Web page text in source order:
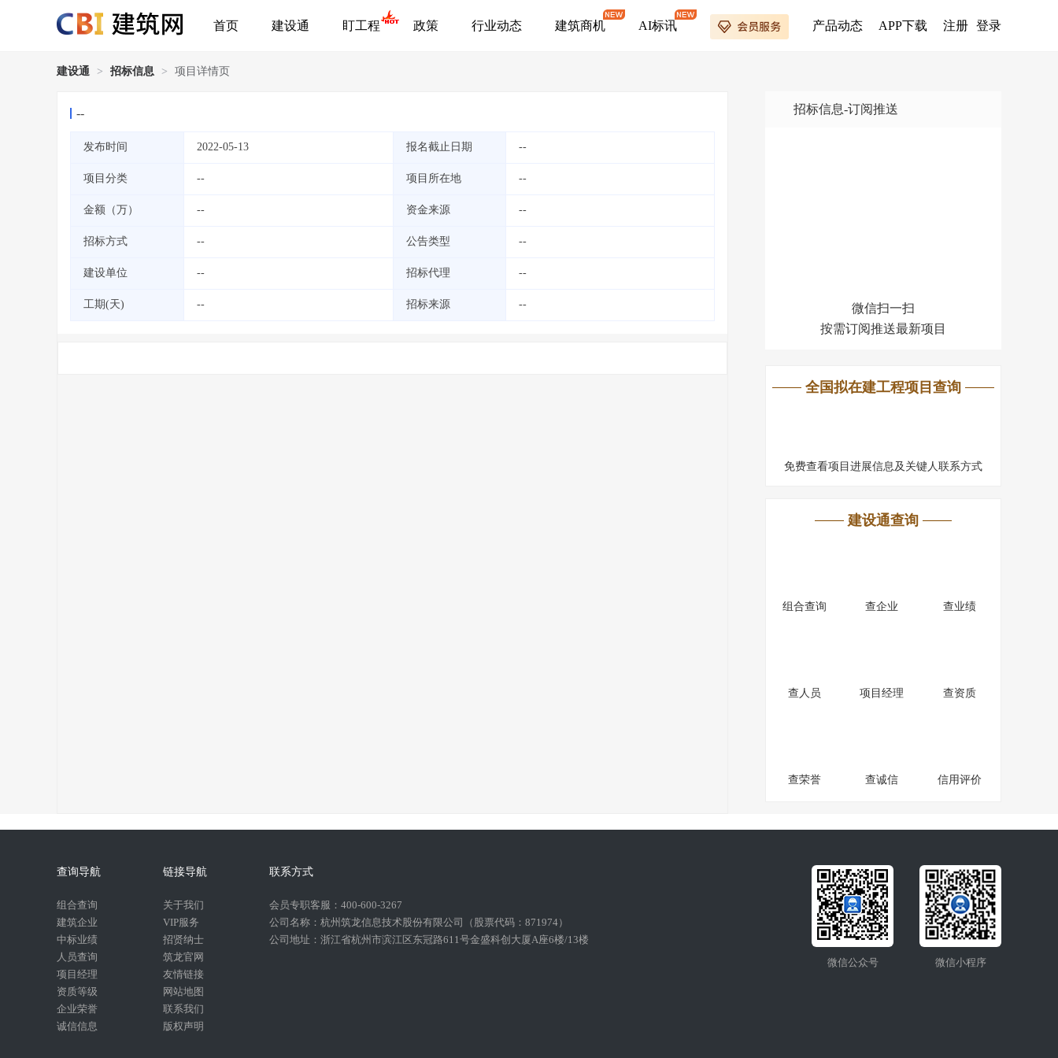
首页 建设通 盯工程 政策 行业动态 建筑商机 AI标讯 产品动态 APP下载 注册 登录
建设通 > 招标信息 > 项目详情页
--
发布时间 2022-05-13 报名截止日期 --
项目分类 -- 项目所在地 --
金额（万） -- 资金来源 --
招标方式 -- 公告类型 --
建设单位 -- 招标代理 --
工期(天) -- 招标来源 --
招标信息-订阅推送
微信扫一扫
按需订阅推送最新项目
全国拟在建工程项目查询
免费查看项目进展信息及关键人联系方式
建设通查询
组合查询 查企业 查业绩
查人员 项目经理 查资质
查荣誉 查诚信 信用评价
查询导航
组合查询
建筑企业
中标业绩
人员查询
项目经理
资质等级
企业荣誉
诚信信息
链接导航
关于我们
VIP服务
招贤纳士
筑龙官网
友情链接
网站地图
联系我们
版权声明
联系方式
会员专职客服：400-600-3267
公司名称：杭州筑龙信息技术股份有限公司（股票代码：871974）
公司地址：浙江省杭州市滨江区东冠路611号金盛科创大厦A座6楼/13楼
微信公众号
微信小程序